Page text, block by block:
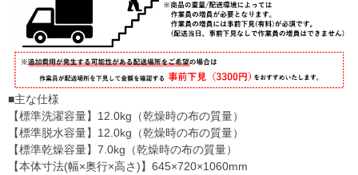
■主な仕様
【標準洗濯容量】12.0kg（乾燥時の布の質量）
【標準脱水容量】12.0kg（乾燥時の布の質量）
【標準乾燥容量】7.0kg（乾燥時の布の質量）
【本体寸法(幅×奥行×高さ)】645×720×1060mm